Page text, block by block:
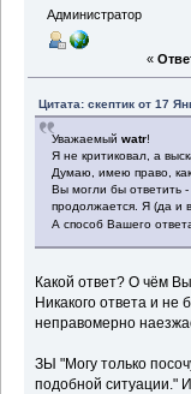
Администратор
«
Цитата: скептик от 17
Уважаемыйwatr!
Я не критиковал, а
Думаю, имею право,
Вы могли бы ответить
продолжается. Я (да и
А способ Вашего
Какой ответ? О чём
Никакого ответа и
неправомерно
ЗЫ "Могу только
подобной ситуации."